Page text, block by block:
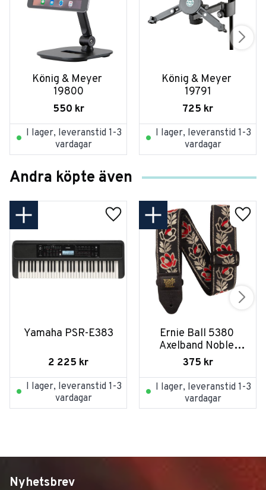
König & Meyer
19800
550 kr
I lager, leveranstid 1-3
vardagar
König & Meyer
19791
725 kr
I lager, leveranstid 1-3
vardagar
Andra köpte även
Yamaha PSR-E383
2 225 kr
I lager, leveranstid 1-3
vardagar
Ernie Ball 5380
Axelband Noble
Rose
375 kr
I lager, leveranstid 1-3
vardagar
Nyhetsbrev